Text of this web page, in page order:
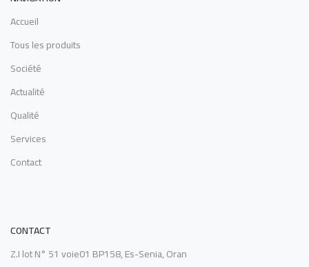
Accueil
Tous les produits
Société
Actualité
Qualité
Services
Contact
CONTACT
Z.I lot N° 51 voie01 BP158, Es-Senia, Oran